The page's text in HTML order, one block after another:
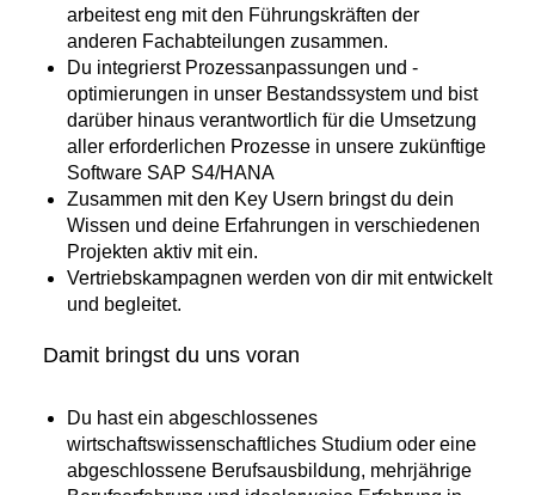
arbeitest eng mit den Führungskräften der
anderen Fachabteilungen zusammen​.
​​Du integrierst Prozessanpassungen und -
optimierungen in unser Bestandssystem und bist
darüber hinaus verantwortlich für die Umsetzung
aller erforderlichen Prozesse in unsere zukünftige
Software SAP S4/HANA​
​​Zusammen mit den Key Usern bringst du dein
Wissen und deine Erfahrungen in verschiedenen
Projekten aktiv mit ein.​
​​Vertriebskampagnen werden von dir mit entwickelt
und begleitet.​
Damit bringst du uns voran
​​Du hast ein abgeschlossenes
wirtschaftswissenschaftliches Studium oder eine
abgeschlossene Berufsausbildung, mehrjährige